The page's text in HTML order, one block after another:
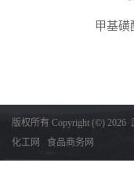
甲基磺
版权所有 Copyright (©) 2026
化工网
食品商务网